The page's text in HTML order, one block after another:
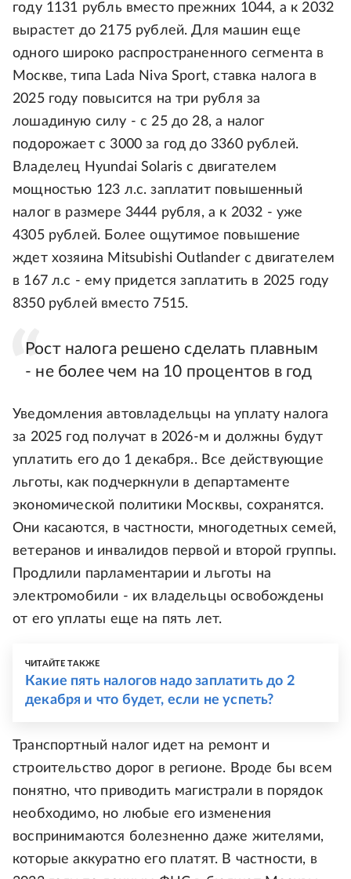
году 1131 рубль вместо прежних 1044, а к 2032
вырастет до 2175 рублей. Для машин еще
одного широко распространенного сегмента в
Москве, типа Lada Niva Sport, ставка налога в
2025 году повысится на три рубля за
лошадиную силу - с 25 до 28, а налог
подорожает с 3000 за год до 3360 рублей.
Владелец Hyundai Solaris с двигателем
мощностью 123 л.с. заплатит повышенный
налог в размере 3444 рубля, а к 2032 - уже
4305 рублей. Более ощутимое повышение
ждет хозяина Mitsubishi Outlander с двигателем
в 167 л.с - ему придется заплатить в 2025 году
8350 рублей вместо 7515.
Рост налога решено сделать плавным
- не более чем на 10 процентов в год
Уведомления автовладельцы на уплату налога
за 2025 год получат в 2026-м и должны будут
уплатить его до 1 декабря.. Все действующие
льготы, как подчеркнули в департаменте
экономической политики Москвы, сохранятся.
Они касаются, в частности, многодетных семей,
ветеранов и инвалидов первой и второй группы.
Продлили парламентарии и льготы на
электромобили - их владельцы освобождены
от его уплаты еще на пять лет.
ЧИТАЙТЕ ТАКЖЕ
Какие пять налогов надо заплатить до 2
декабря и что будет, если не успеть?
Транспортный налог идет на ремонт и
строительство дорог в регионе. Вроде бы всем
понятно, что приводить магистрали в порядок
необходимо, но любые его изменения
воспринимаются болезненно даже жителями,
которые аккуратно его платят. В частности, в